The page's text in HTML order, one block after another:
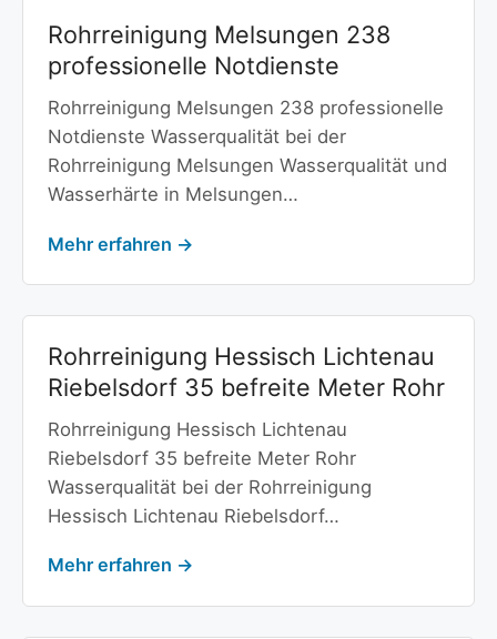
Rohrreinigung Melsungen 238
professionelle Notdienste
Rohrreinigung Melsungen 238 professionelle
Notdienste Wasserqualität bei der
Rohrreinigung Melsungen Wasserqualität und
Wasserhärte in Melsungen…
Mehr erfahren →
Rohrreinigung Hessisch Lichtenau
Riebelsdorf 35 befreite Meter Rohr
Rohrreinigung Hessisch Lichtenau
Riebelsdorf 35 befreite Meter Rohr
Wasserqualität bei der Rohrreinigung
Hessisch Lichtenau Riebelsdorf…
Mehr erfahren →